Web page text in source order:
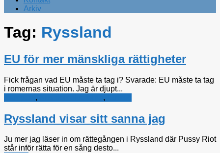
Arkiv
Tag: Ryssland
EU för mer mänskliga rättigheter
Fick frågan vad EU måste ta tag i? Svarade: EU måste ta tag
i romernas situation. Jag är djupt...
, ,
Ryssland visar sitt sanna jag
Ju mer jag läser in om rättegången i Ryssland där Pussy Riot
står inför rätta för en sång desto...